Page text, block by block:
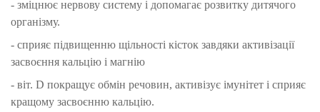
- зміцнює нервову систему і допомагає розвитку дитячого
організму.
- сприяє підвищенню щільності кісток завдяки активізації
засвоєння кальцію і магнію
- віт. D покращує обмін речовин, активізує імунітет і сприяє
кращому засвоєнню кальцію.